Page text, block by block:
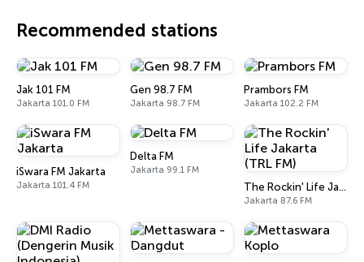
Recommended stations
Jak 101 FM
Jakarta 101.0 FM
Gen 98.7 FM
Jakarta 98.7 FM
Prambors FM
Jakarta 102.2 FM
iSwara FM Jakarta
Jakarta 101.4 FM
Delta FM
Jakarta 99.1 FM
The Rockin' Life Jakarta (TRL FM)
Jakarta 87.6 FM